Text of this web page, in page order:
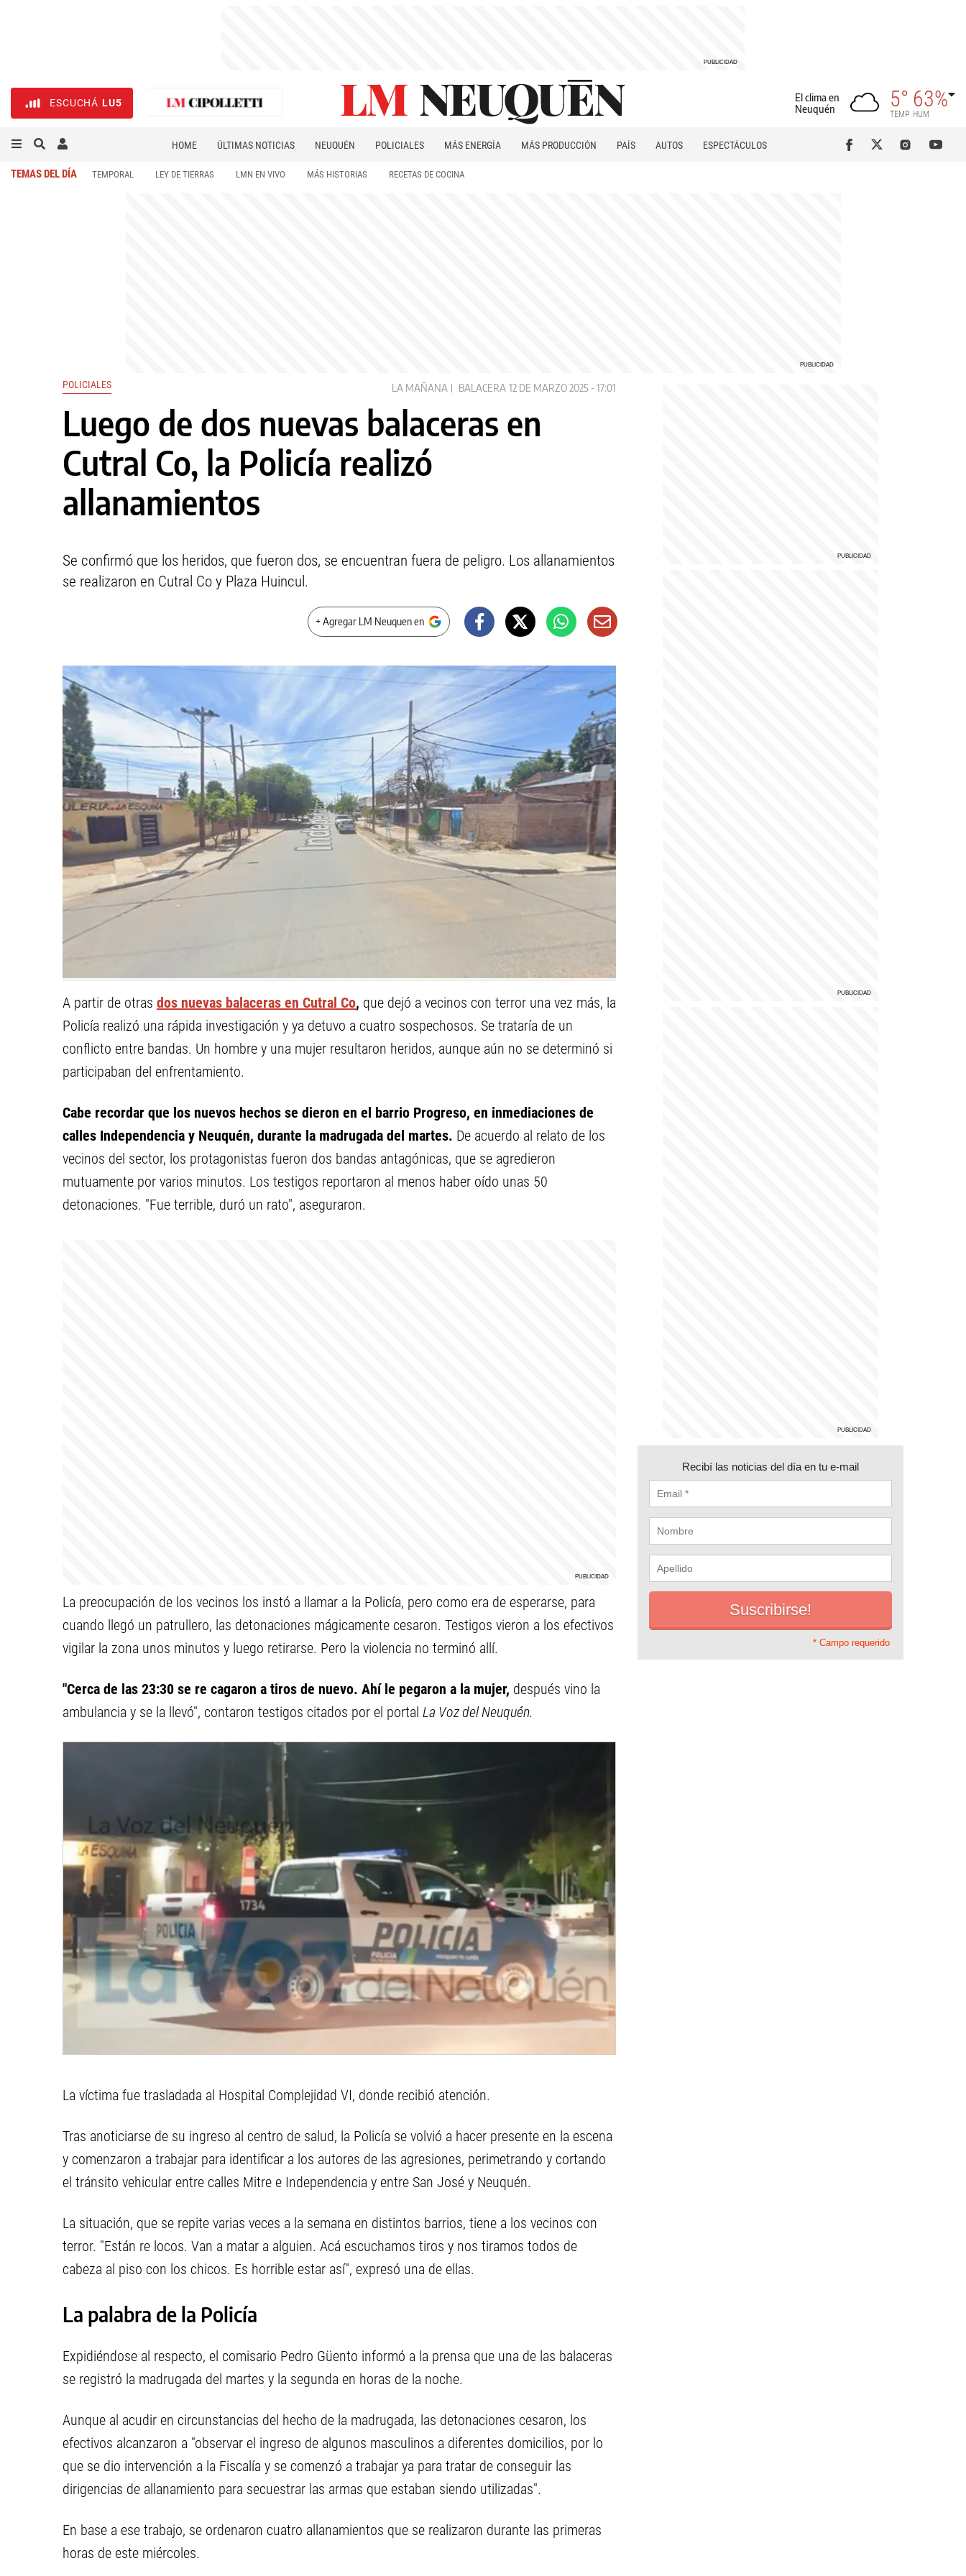
ESCUCHÁ LU5
El clima en
Neuquén
5°
TEMP
63%
HUM
HOME ÚLTIMAS NOTICIAS NEUQUÉN POLICIALES MÁS ENERGÍA MÁS PRODUCCIÓN PAÍS AUTOS
ESPECTÁCULOS
TEMAS DEL DÍA TEMPORAL LEY DE TIERRAS LMN EN VIVO MÁS HISTORIAS RECETAS DE COCINA
POLICIALES LA MAÑANA BALACERA 12 DE MARZO 2025 - 17:01
Luego de dos nuevas balaceras en
Cutral Co, la Policía realizó
allanamientos
Se confirmó que los heridos, que fueron dos, se encuentran fuera de peligro. Los allanamientos
se realizaron en Cutral Co y Plaza Huincul.
+ Agregar LM Neuquen en
A partir de otras dos nuevas balaceras en Cutral Co, que dejó a vecinos con terror una vez más, la
Policía realizó una rápida investigación y ya detuvo a cuatro sospechosos. Se trataría de un
conflicto entre bandas. Un hombre y una mujer resultaron heridos, aunque aún no se determinó si
participaban del enfrentamiento.
Cabe recordar que los nuevos hechos se dieron en el barrio Progreso, en inmediaciones de
calles Independencia y Neuquén, durante la madrugada del martes. De acuerdo al relato de los
vecinos del sector, los protagonistas fueron dos bandas antagónicas, que se agredieron
mutuamente por varios minutos. Los testigos reportaron al menos haber oído unas 50
detonaciones. "Fue terrible, duró un rato", aseguraron.
La preocupación de los vecinos los instó a llamar a la Policía, pero como era de esperarse, para
cuando llegó un patrullero, las detonaciones mágicamente cesaron. Testigos vieron a los efectivos
vigilar la zona unos minutos y luego retirarse. Pero la violencia no terminó allí.
"Cerca de las 23:30 se re cagaron a tiros de nuevo. Ahí le pegaron a la mujer, después vino la
ambulancia y se la llevó", contaron testigos citados por el portal La Voz del Neuquén.
La víctima fue trasladada al Hospital Complejidad VI, donde recibió atención.
Tras anoticiarse de su ingreso al centro de salud, la Policía se volvió a hacer presente en la escena
y comenzaron a trabajar para identificar a los autores de las agresiones, perimetrando y cortando
el tránsito vehicular entre calles Mitre e Independencia y entre San José y Neuquén.
La situación, que se repite varias veces a la semana en distintos barrios, tiene a los vecinos con
terror. "Están re locos. Van a matar a alguien. Acá escuchamos tiros y nos tiramos todos de
cabeza al piso con los chicos. Es horrible estar así", expresó una de ellas.
La palabra de la Policía
Expidiéndose al respecto, el comisario Pedro Güento informó a la prensa que una de las balaceras
se registró la madrugada del martes y la segunda en horas de la noche.
Aunque al acudir en circunstancias del hecho de la madrugada, las detonaciones cesaron, los
efectivos alcanzaron a "observar el ingreso de algunos masculinos a diferentes domicilios, por lo
que se dio intervención a la Fiscalía y se comenzó a trabajar ya para tratar de conseguir las
dirigencias de allanamiento para secuestrar las armas que estaban siendo utilizadas".
En base a ese trabajo, se ordenaron cuatro allanamientos que se realizaron durante las primeras
horas de este miércoles.
Recibí las noticias del día en tu e-mail
* Campo requerido